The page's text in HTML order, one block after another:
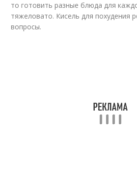
то готовить разные блюда для
тяжеловато. Кисель для похудения
вопросы.